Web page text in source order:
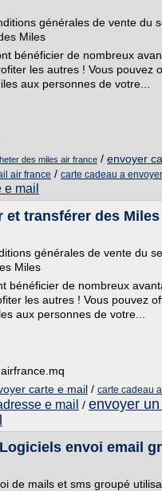
générales de vente du
Miles
bénéficier de nombreux
les autres ! Vous pouvez
aux personnes de votre...
des miles air france / envoyer
air france / carte cadeau a
mail
et transférer des Miles
générales de vente du
Miles
bénéficier de nombreux
les autres ! Vous pouvez
aux personnes de votre...
carte e mail / carte cadeau
e mail / envoyer un
envoi email
de mails et sms groupé